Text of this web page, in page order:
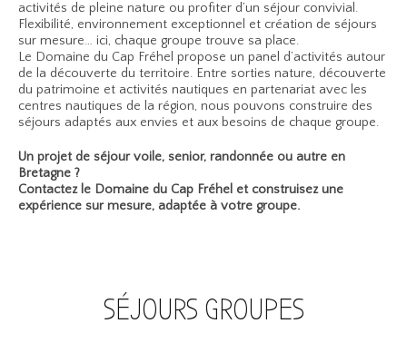
activités de pleine nature ou profiter d’un séjour convivial.
Flexibilité, environnement exceptionnel et création de séjours
sur mesure… ici, chaque groupe trouve sa place.
Le Domaine du Cap Fréhel propose un panel d’activités autour
de la découverte du territoire. Entre sorties nature, découverte
du patrimoine et activités nautiques en partenariat avec les
centres nautiques de la région, nous pouvons construire des
séjours adaptés aux envies et aux besoins de chaque groupe.
Un projet de séjour voile, senior, randonnée ou autre en
Bretagne ?
Contactez le Domaine du Cap Fréhel et construisez une
expérience sur mesure, adaptée à votre groupe.
SÉJOURS GROUPES